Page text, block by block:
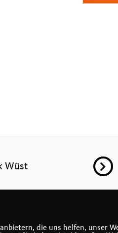
Wüst
die uns helfen, unser